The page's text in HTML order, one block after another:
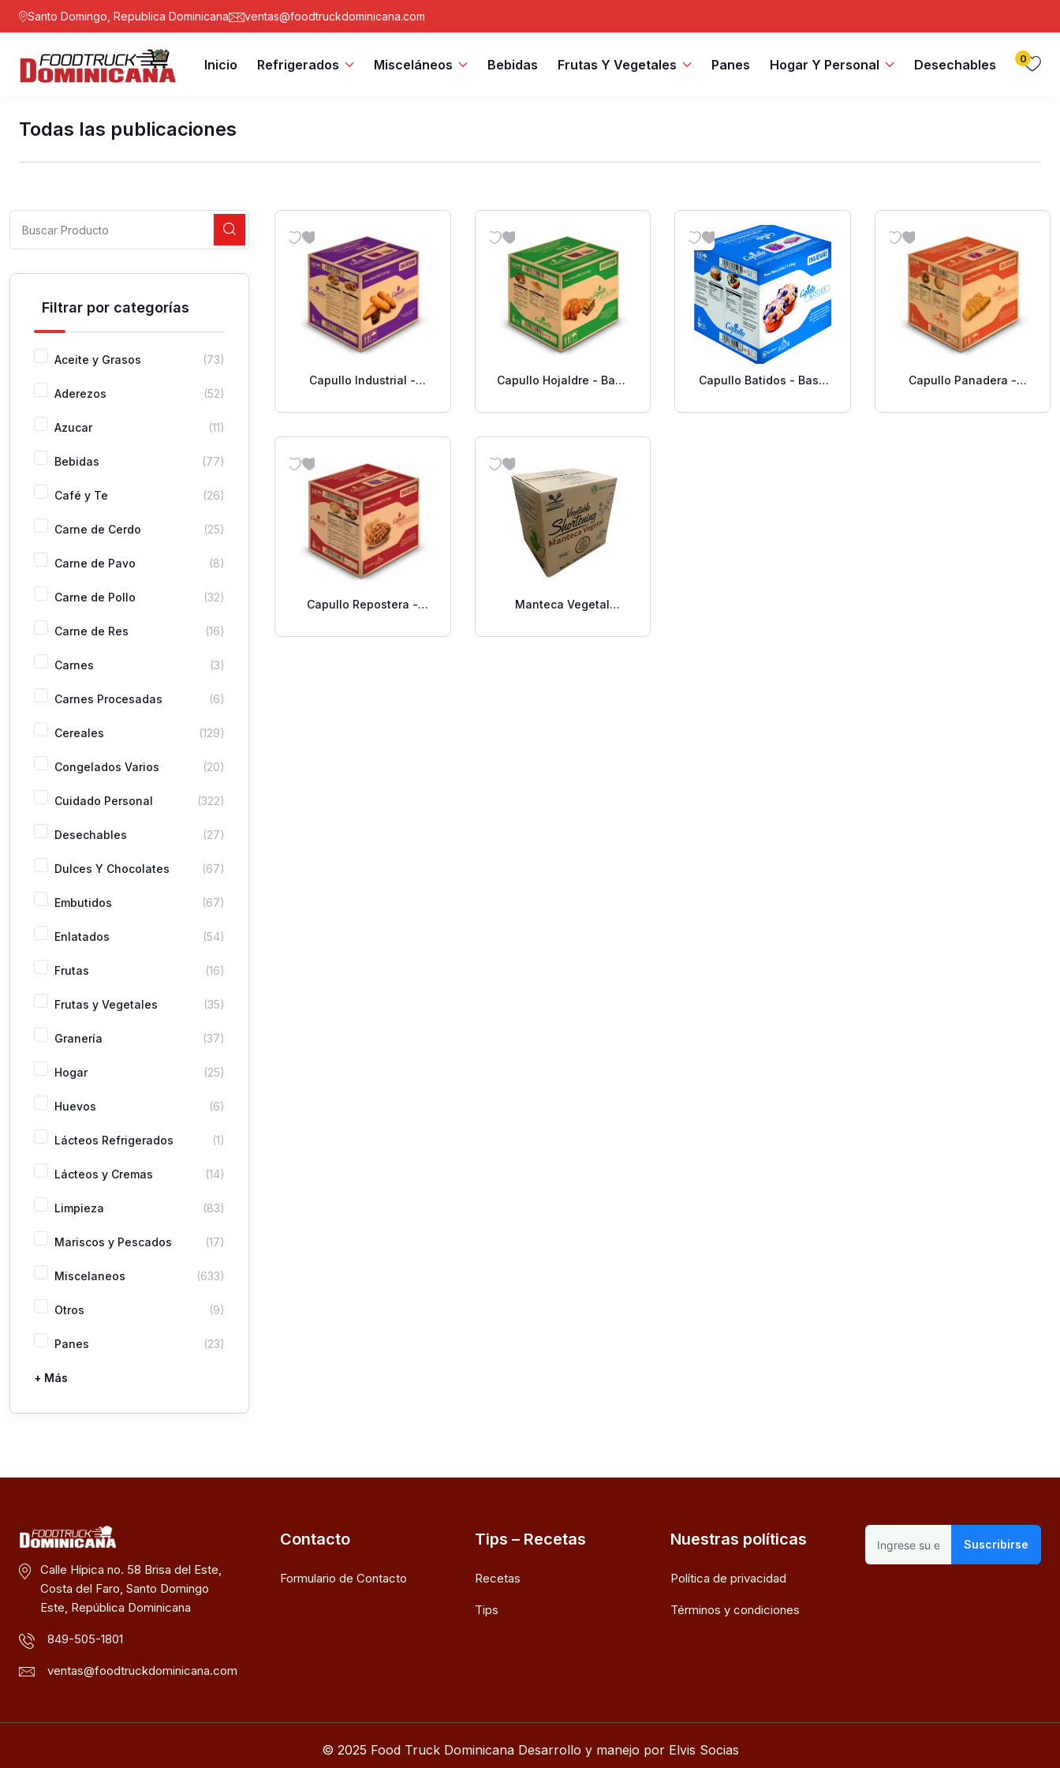
Santo Domingo, Republica Dominicana ventas@foodtruckdominicana.com
Inicio Refrigerados Misceláneos Bebidas Frutas Y Vegetales Panes Hogar Y Personal Desechables 0
Todas las publicaciones
Filtrar por categorías
Aceite y Grasos (73)
Aderezos (52)
Azucar (11)
Bebidas (77)
Café y Te (26)
Carne de Cerdo (25)
Carne de Pavo (8)
Carne de Pollo (32)
Carne de Res (16)
Carnes (3)
Carnes Procesadas (6)
Cereales (129)
Congelados Varios (20)
Cuidado Personal (322)
Desechables (27)
Dulces Y Chocolates (67)
Embutidos (67)
Enlatados (54)
Frutas (16)
Frutas y Vegetales (35)
Granería (37)
Hogar (25)
Huevos (6)
Lácteos Refrigerados (1)
Lácteos y Cremas (14)
Limpieza (83)
Mariscos y Pescados (17)
Miscelaneos (633)
Otros (9)
Panes (23)
Pastas
Picaderas
Sazones y Salsas
Vegetales
+ Más
Capullo Industrial -
emulsionada
Capullo Hojaldre - Base
especial - 30 Libras
Capullo Batidos - Base
especial – 30 Libras
Capullo Panadera -
emulcionada especial –
Capullo Repostera -
emulsionada especial –
Manteca Vegetal
Especializada Alto
Calle Hípica no. 58 Brisa del Este,
Costa del Faro, Santo Domingo
Este, República Dominicana
849-505-1801
ventas@foodtruckdominicana.com
Contacto
Formulario de Contacto
Tips – Recetas
Recetas
Tips
Nuestras políticas
Política de privacidad
Términos y condiciones
Suscribirse
© 2025 Food Truck Dominicana Desarrollo y manejo por Elvis Socias